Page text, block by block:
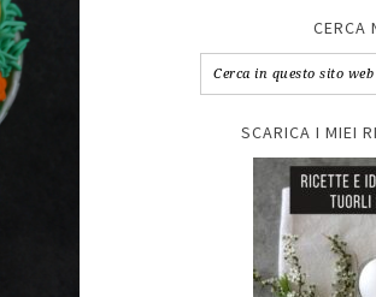
CERCA
SCARICA I MIEI